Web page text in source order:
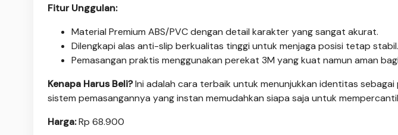
Fitur Unggulan:
Material Premium ABS/PVC dengan detail karakter yang sangat akurat.
Dilengkapi alas anti-slip berkualitas tinggi untuk menjaga posisi tetap stabil.
Pemasangan praktis menggunakan perekat 3M yang kuat namun aman
Kenapa Harus Beli?Ini adalah cara terbaik untuk menunjukkan identitas sebagai
sistem pemasangannya yang instan memudahkan siapa saja untuk
Harga:Rp 68.900